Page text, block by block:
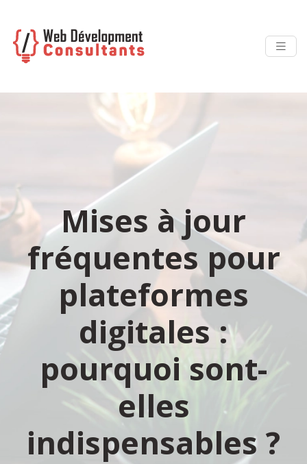
Mises à jour
fréquentes pour
plateformes
digitales :
pourquoi sont-
elles
indispensables ?